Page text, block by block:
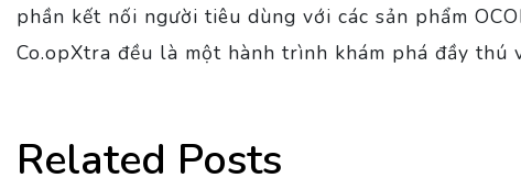
phần kết nối người tiêu dùng với các sản phẩm
Co.opXtra đều là một hành trình khám phá đầy thú
Related Posts